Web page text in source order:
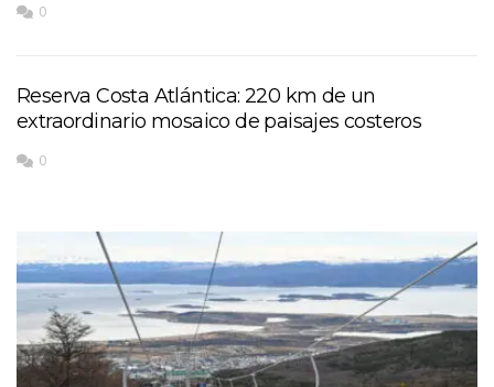
0
Reserva Costa Atlántica: 220 km de un
extraordinario mosaico de paisajes costeros
0